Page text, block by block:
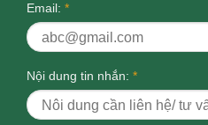
Email: *
Nội dung tin nhắn: *